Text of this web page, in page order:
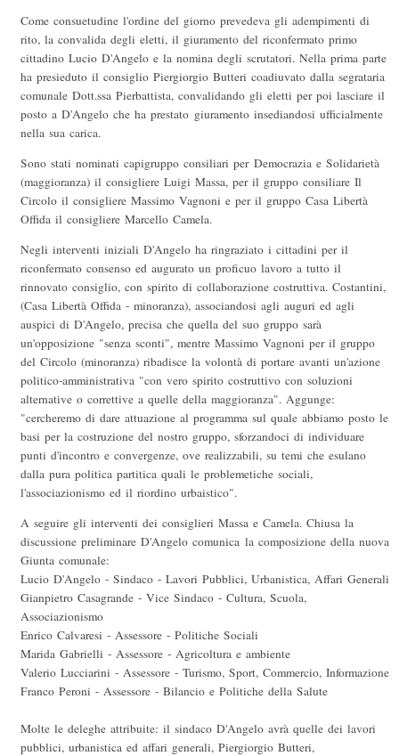
Come consuetudine l'ordine del giorno prevedeva gli adempimenti di
rito, la convalida degli eletti, il giuramento del riconfermato primo
cittadino Lucio D'Angelo e la nomina degli scrutatori. Nella prima parte
ha presieduto il consiglio Piergiorgio Butteri coadiuvato dalla segrataria
comunale Dott.ssa Pierbattista, convalidando gli eletti per poi lasciare il
posto a D'Angelo che ha prestato giuramento insediandosi ufficialmente
nella sua carica.
Sono stati nominati capigruppo consiliari per Democrazia e Solidarietà
(maggioranza) il consigliere Luigi Massa, per il gruppo consiliare Il
Circolo il consigliere Massimo Vagnoni e per il gruppo Casa Libertà
Offida il consigliere Marcello Camela.
Negli interventi iniziali D'Angelo ha ringraziato i cittadini per il
riconfermato consenso ed augurato un proficuo lavoro a tutto il
rinnovato consiglio, con spirito di collaborazione costruttiva. Costantini,
(Casa Libertà Offida - minoranza), associandosi agli auguri ed agli
auspici di D'Angelo, precisa che quella del suo gruppo sarà
un'opposizione "senza sconti", mentre Massimo Vagnoni per il gruppo
del Circolo (minoranza) ribadisce la volontà di portare avanti un'azione
politico-amministrativa "con vero spirito costruttivo con soluzioni
alternative o correttive a quelle della maggioranza". Aggunge:
"cercheremo di dare attuazione al programma sul quale abbiamo posto le
basi per la costruzione del nostro gruppo, sforzandoci di individuare
punti d'incontro e convergenze, ove realizzabili, su temi che esulano
dalla pura politica partitica quali le problemetiche sociali,
l'associazionismo ed il riordino urbaistico".
A seguire gli interventi dei consiglieri Massa e Camela. Chiusa la
discussione preliminare D'Angelo comunica la composizione della nuova
Giunta comunale:
Lucio D'Angelo - Sindaco - Lavori Pubblici, Urbanistica, Affari Generali
Gianpietro Casagrande - Vice Sindaco - Cultura, Scuola,
Associazionismo
Enrico Calvaresi - Assessore - Politiche Sociali
Marida Gabrielli - Assessore - Agricoltura e ambiente
Valerio Lucciarini - Assessore - Turismo, Sport, Commercio, Informazione
Franco Peroni - Assessore - Bilancio e Politiche della Salute
Molte le deleghe attribuite: il sindaco D'Angelo avrà quelle dei lavori
pubblici, urbanistica ed affari generali, Piergiorgio Butteri,